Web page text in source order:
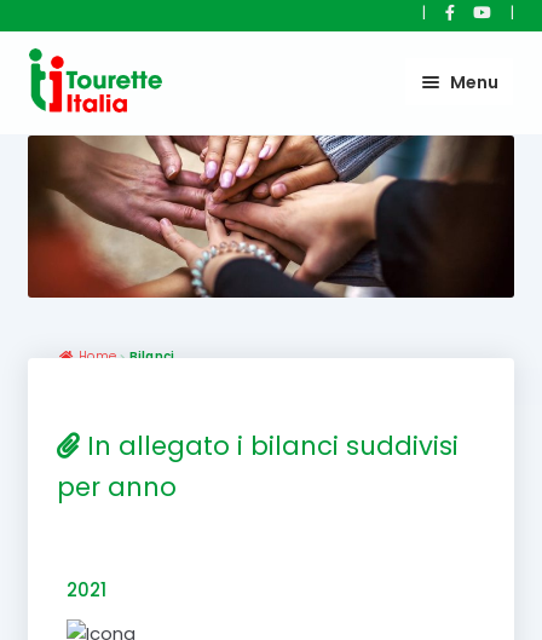
| |
Vai
alla
Vai
al
Menu
Home Bilanci
In allegato i bilanci suddivisi
per anno
2021